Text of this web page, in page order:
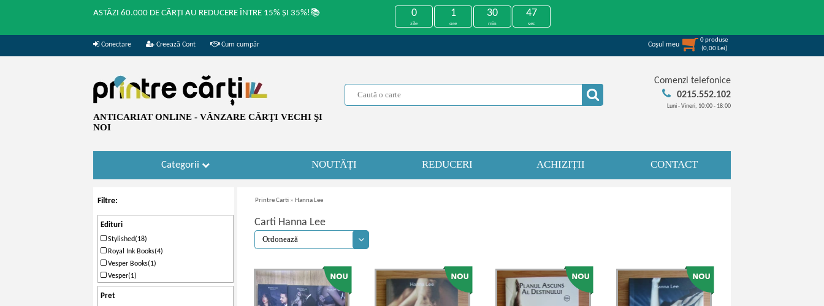
ASTĂZI 60.000 DE CĂRȚI AU REDUCERE ÎNTRE 15% ȘI 35%!📚 0
zile
1
ore
30
min
46
sec
Conectare Creează Cont Cum cumpăr Coşul meu
0produse
(0,00 Lei)
ANTICARIAT ONLINE - VÂNZARE CĂRŢI VECHI ŞI
NOI
Comenzi telefonice
0215.552.102
Luni - Vineri, 10:00 - 18:00
Categorii NOUTĂȚI REDUCERI ACHIZIȚII CONTACT
Filtre:
Edituri
Stylished(18)
Royal Ink Books(4)
Vesper Books(1)
Vesper(1)
Pret
Printre Carti » Hanna Lee
Carti Hanna Lee